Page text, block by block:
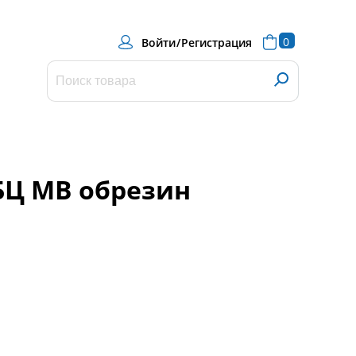
Войти/Регистрация 0
MB обрезин